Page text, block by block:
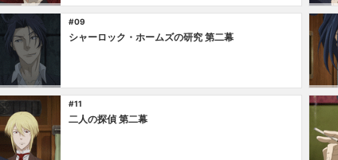
#09
シャーロック・ホームズの研究 第二幕
#11
二人の探偵 第二幕